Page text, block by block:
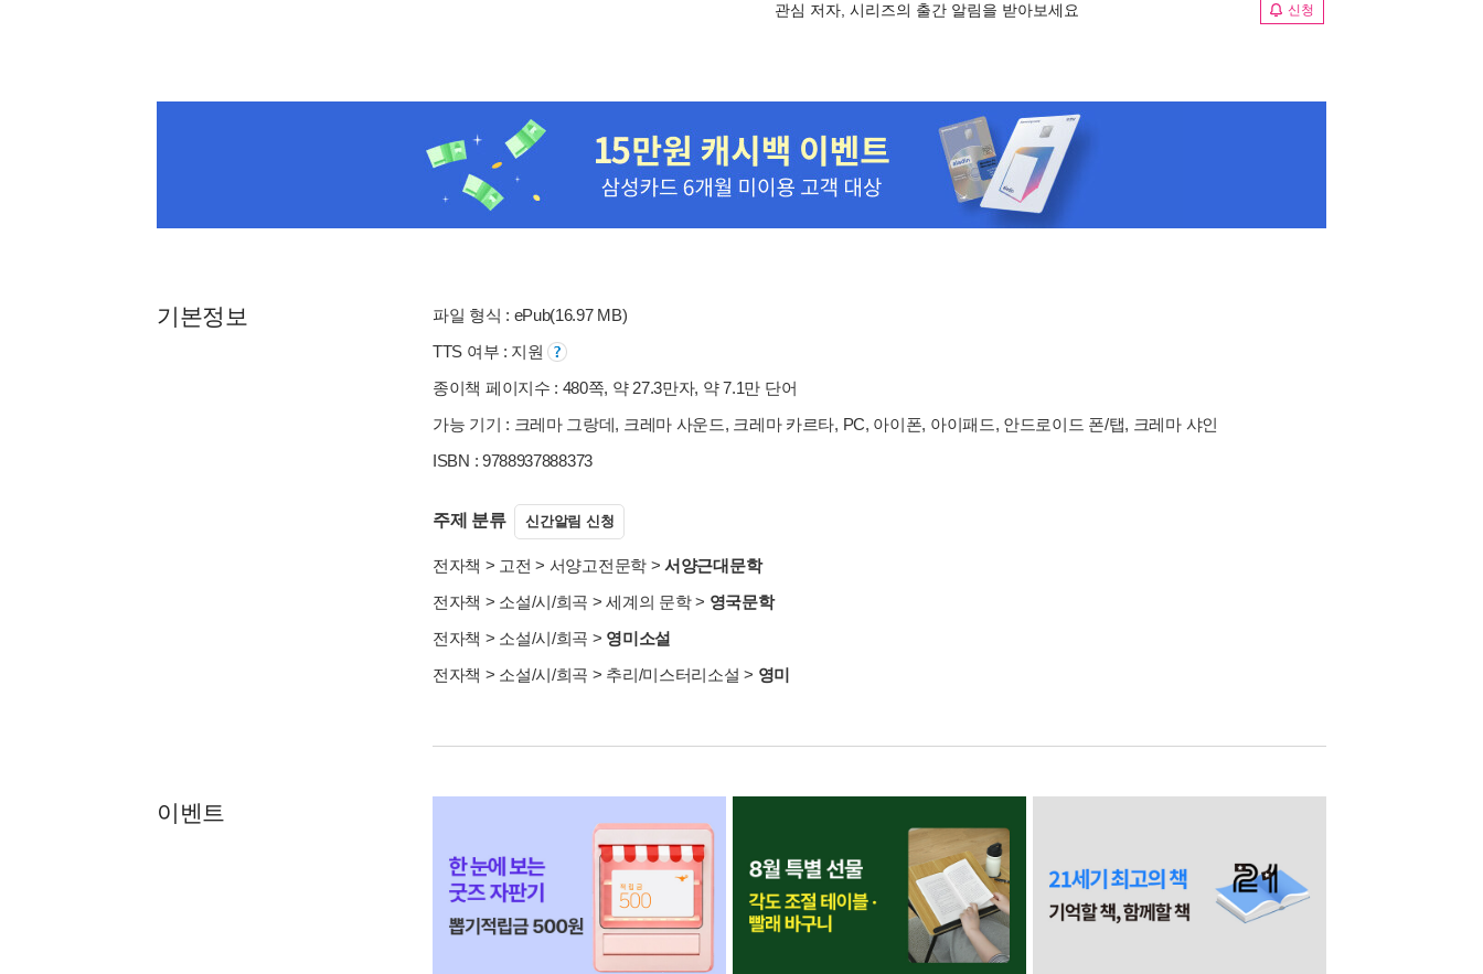
관심 저자, 시리즈의 출간 알림을 받아보세요 신청
기본정보
파일 형식 : ePub(16.97 MB)
TTS 여부 : 지원
종이책 페이지수 : 480쪽, 약 27.3만자, 약 7.1만 단어
가능 기기 : 크레마 그랑데, 크레마 사운드, 크레마 카르타, PC, 아이폰, 아이패드, 안드로이드 폰/탭, 크레마 샤인
ISBN : 9788937888373
주제 분류 신간알림 신청
전자책 > 고전 > 서양고전문학>서양근대문학
전자책 > 소설/시/희곡 >세계의 문학> 영국문학
전자책 > 소설/시/희곡 > 영미소설
전자책 > 소설/시/희곡 > 추리/미스터리소설 > 영미
이벤트